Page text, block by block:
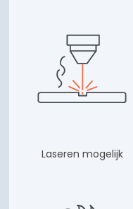
Laseren mogelijk